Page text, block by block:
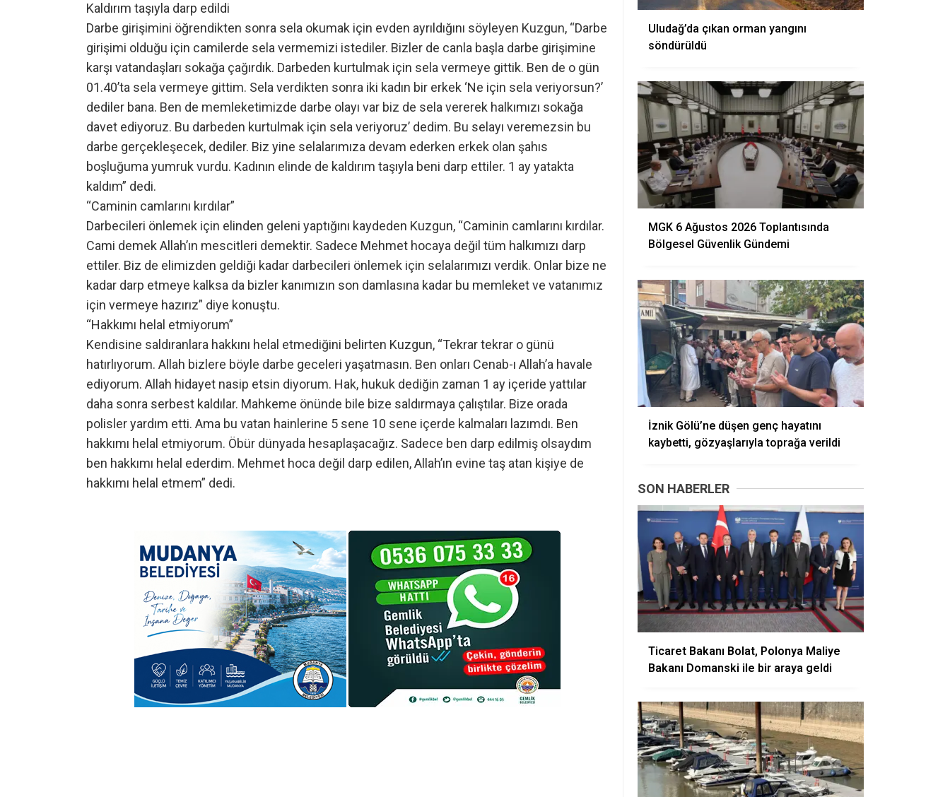
Kaldırım taşıyla darp edildi
Darbe girişimini öğrendikten sonra sela okumak için evden ayrıldığını söyleyen Kuzgun, “Darbe
girişimi olduğu için camilerde sela vermemizi istediler. Bizler de canla başla darbe girişimine
karşı vatandaşları sokağa çağırdık. Darbeden kurtulmak için sela vermeye gittik. Ben de o gün
01.40’ta sela vermeye gittim. Sela verdikten sonra iki kadın bir erkek ‘Ne için sela veriyorsun?’
dediler bana. Ben de memleketimizde darbe olayı var biz de sela vererek halkımızı sokağa
davet ediyoruz. Bu darbeden kurtulmak için sela veriyoruz’ dedim. Bu selayı veremezsin bu
darbe gerçekleşecek, dediler. Biz yine selalarımıza devam ederken erkek olan şahıs
boşluğuma yumruk vurdu. Kadının elinde de kaldırım taşıyla beni darp ettiler. 1 ay yatakta
kaldım” dedi.
“Caminin camlarını kırdılar”
Darbecileri önlemek için elinden geleni yaptığını kaydeden Kuzgun, “Caminin camlarını kırdılar.
Cami demek Allah’ın mescitleri demektir. Sadece Mehmet hocaya değil tüm halkımızı darp
ettiler. Biz de elimizden geldiği kadar darbecileri önlemek için selalarımızı verdik. Onlar bize ne
kadar darp etmeye kalksa da bizler kanımızın son damlasına kadar bu memleket ve vatanımız
için vermeye hazırız” diye konuştu.
“Hakkımı helal etmiyorum”
Kendisine saldıranlara hakkını helal etmediğini belirten Kuzgun, “Tekrar tekrar o günü
hatırlıyorum. Allah bizlere böyle darbe geceleri yaşatmasın. Ben onları Cenab-ı Allah’a havale
ediyorum. Allah hidayet nasip etsin diyorum. Hak, hukuk dediğin zaman 1 ay içeride yattılar
daha sonra serbest kaldılar. Mahkeme önünde bile bize saldırmaya çalıştılar. Bize orada
polisler yardım etti. Ama bu vatan hainlerine 5 sene 10 sene içerde kalmaları lazımdı. Ben
hakkımı helal etmiyorum. Öbür dünyada hesaplaşacağız. Sadece ben darp edilmiş olsaydım
ben hakkımı helal ederdim. Mehmet hoca değil darp edilen, Allah’ın evine taş atan kişiye de
hakkımı helal etmem” dedi.
Uludağ’da çıkan orman yangını
söndürüldü
MGK 6 Ağustos 2026 Toplantısında
Bölgesel Güvenlik Gündemi
İznik Gölü’ne düşen genç hayatını
kaybetti, gözyaşlarıyla toprağa verildi
SON HABERLER
Ticaret Bakanı Bolat, Polonya Maliye
Bakanı Domanski ile bir araya geldi